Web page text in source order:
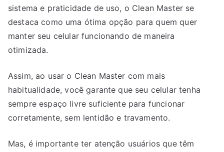
sistema e praticidade de uso, o Clean Master se
destaca como uma ótima opção para quem quer
manter seu celular funcionando de maneira
otimizada.
Assim, ao usar o Clean Master com mais
habitualidade, você garante que seu celular tenha
sempre espaço livre suficiente para funcionar
corretamente, sem lentidão e travamento.
Mas, é importante ter atenção usuários que têm